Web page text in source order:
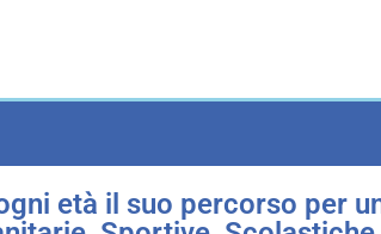
età il suo percorso per